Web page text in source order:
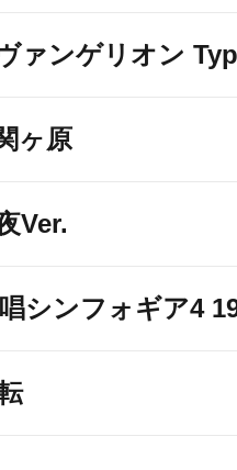
ァンゲリオン
ヶ原
Ver.
シンフォギア4